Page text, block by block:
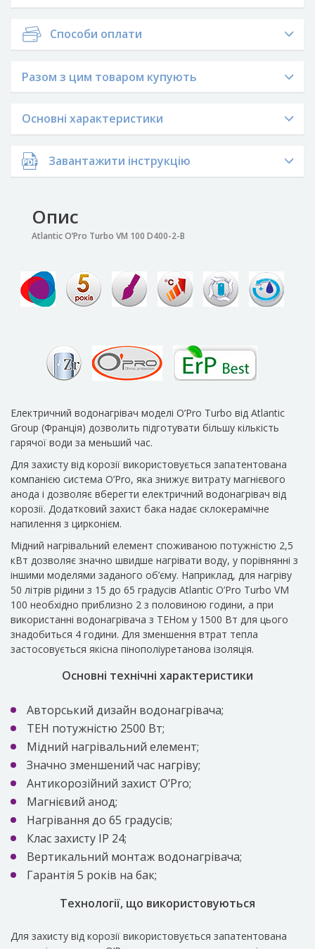
Основні характеристики
Завантажити інструкцію
Способи оплати
Разом з цим товаром купують
Опис
Atlantic O’Pro Turbo VM 100 D400-2-B
Електричний водонагрівач моделі O’Pro Turbo від Atlantic
Group (Франція) дозволить підготувати більшу кількість
гарячої води за меньший час.
Для захисту від корозії використовується запатентована
компанією система O’Pro, яка знижує витрату магнієвого
анода і дозволяє вберегти електричний водонагрівач від
корозії. Додатковий захист бака надає склокерамічне
напилення з цирконієм.
Мідний нагрівальний елемент споживаною потужністю 2,5
кВт дозволяє значно швидше нагрівати воду, у порівнянні з
іншими моделями заданого об’єму. Наприклад, для нагріву
50 літрів рідини з 15 до 65 градусів Atlantic O’Pro Turbo VM
100 необхідно приблизно 2 з половиною години, а при
використанні водонагрівача з ТЕНом у 1500 Вт для цього
знадобиться 4 години. Для зменшення втрат тепла
застосовується якісна пінополіуретанова ізоляція.
Основні технічні характеристики
Авторський дизайн водонагрівача;
ТЕН потужністю 2500 Вт;
Мідний нагрівальний елемент;
Значно зменшений час нагріву;
Антикорозійний захист O’Pro;
Магнієвий анод;
Нагрівання до 65 градусів;
Клас захисту IP 24;
Вертикальний монтаж водонагрівача;
Гарантія 5 років на бак;
Технології, що використовуються
Для захисту від корозії використовується запатентована